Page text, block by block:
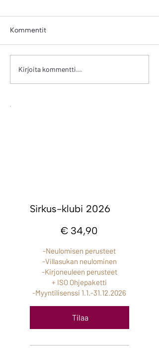
NIPPU 11
Kommentit
Kirjoita kommentti...
Sirkus-klubi 2026
€ 34,90
-Neulomisen perusteet
-Villasukan neulominen
-Kirjoneuleen perusteet
+ ISO Ohjepaketti
-Myyntilisenssi 1.1.-31.12.2026
Tilaa